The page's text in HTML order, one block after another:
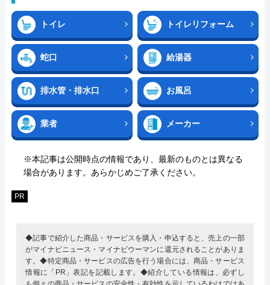
トイレ トイレリフォーム
蛇口 給湯器
排水管・排水口 お風呂
業者 メーカー
※本記事は公開時点の情報であり、最新のものとは異なる
場合があります。あらかじめご了承ください。
PR
◆記事で紹介した商品・サービスを購入・申込すると、売上の一部
がマイナビニュース・マイナビウーマンに還元されることがありま
す。◆特定商品・サービスの広告を行う場合には、商品・サービス
情報に「PR」表記を記載します。◆紹介している情報は、必ずし